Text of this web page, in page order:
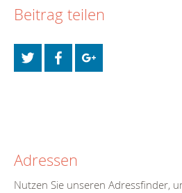
Beitrag teilen
Adressen
Nutzen Sie unseren Adressfinder,